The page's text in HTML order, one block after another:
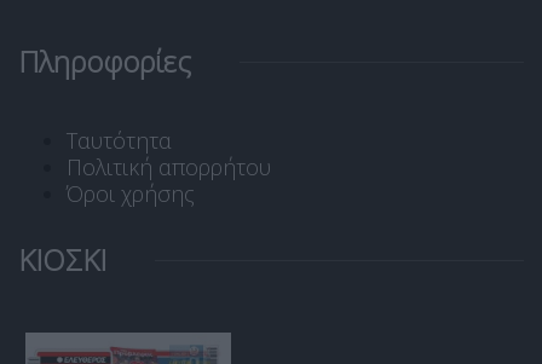
Πληροφορίες
Ταυτότητα
Πολιτική απορρήτου
Όροι χρήσης
ΚΙΟΣΚΙ